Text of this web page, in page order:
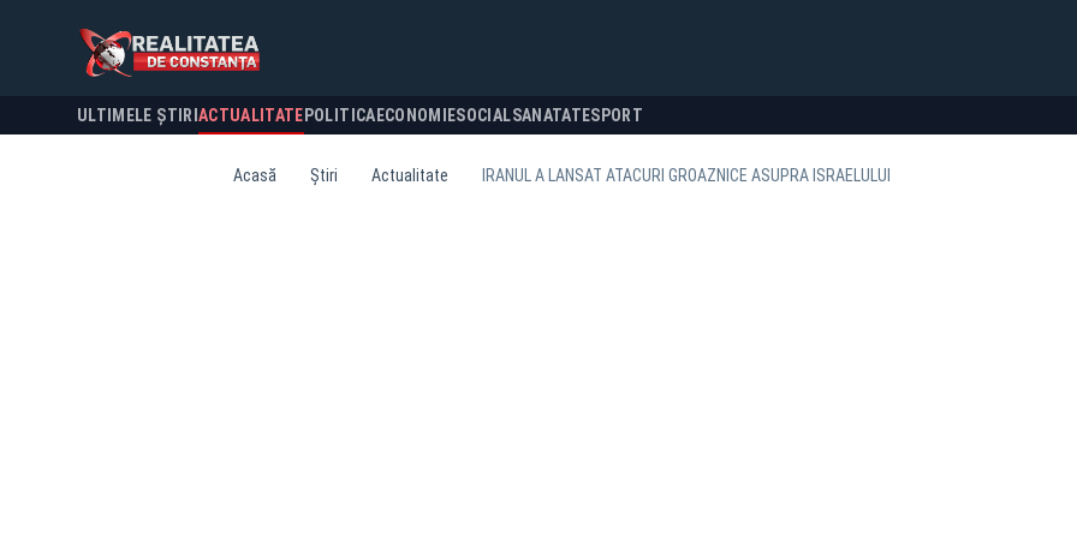
ULTIMELE ȘTIRI ACTUALITATE POLITICA ECONOMIESOCIALSANATATESPORT
Acasă Știri Actualitate IRANUL A LANSAT ATACURI GROAZNICE ASUPRA ISRAELULUI